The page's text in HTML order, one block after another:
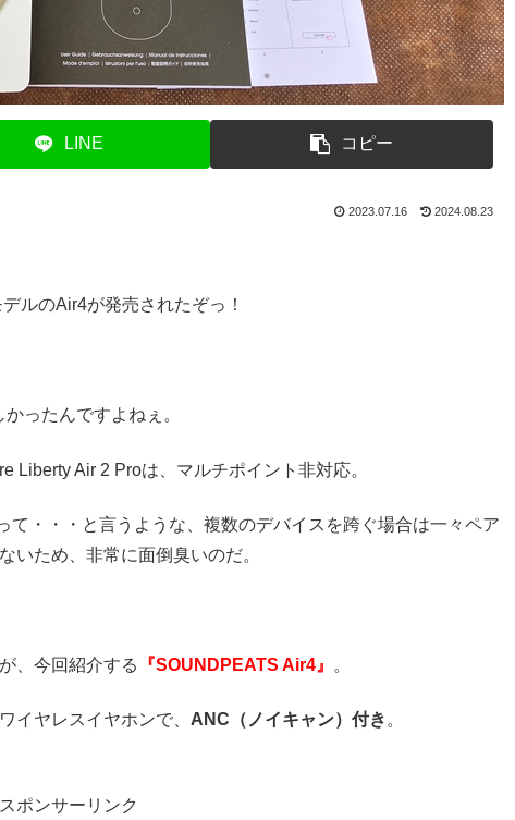
LINE コピー
2023.07.16 2024.08.23
ルのAir4が発売されたぞっ！
ったんですよねぇ。
Liberty Air 2 Proは、マルチポイント非対応。
・・・と言うような、複数のデバイスを跨ぐ場合は一々ペア
いため、非常に面倒臭いのだ。
、今回紹介する 『SOUNDPEATS Air4』 。
イヤレスイヤホンで、 ANC（ノイキャン）付き 。
スポンサーリンク